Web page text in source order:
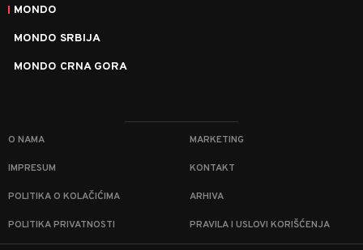
MONDO
MONDO SRBIJA
MONDO CRNA GORA
O NAMA MARKETING
IMPRESUM KONTAKT
POLITIKA O KOLAČIĆIMA ARHIVA
POLITIKA PRIVATNOSTI PRAVILA I USLOVI KORIŠĆENJA